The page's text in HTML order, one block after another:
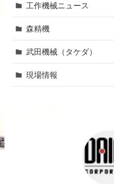
工作機械ニュース
森精機
武田機械（タケダ）
現場情報